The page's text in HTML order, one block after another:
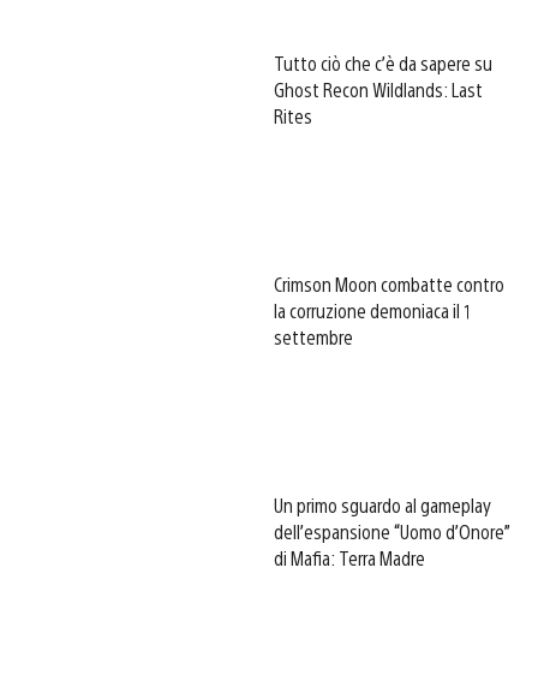
Tutto ciò che c’è da sapere su
Ghost Recon Wildlands: Last
Rites
Crimson Moon combatte contro
la corruzione demoniaca il 1
settembre
Un primo sguardo al gameplay
dell’espansione “Uomo d’Onore”
di Mafia: Terra Madre